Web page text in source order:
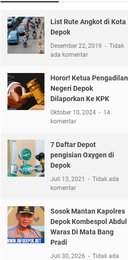
List Rute Angkot di Kota
Depok
Desember 22, 2019
Tidak
ada komentar
Horor! Ketua Pengadilan
Negeri Depok
Dilaporkan Ke KPK
Oktober 10, 2024
14
komentar
7 Daftar Depot
pengisian Oxygen di
Depok
Juli 13, 2021
Tidak ada
komentar
Sosok Mantan Kapolres
Depok Kombespol Abdul
Waras Di Mata Bang
Pradi
Juli 30, 2026
Tidak ada